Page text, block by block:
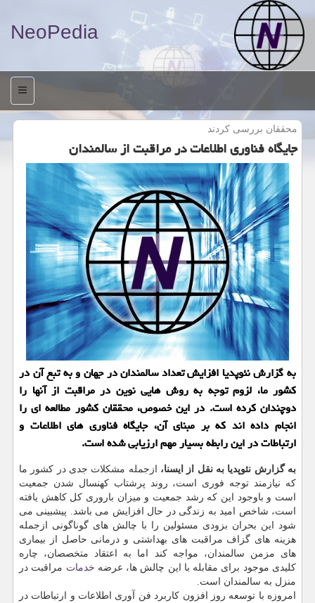
NeoPedia
منو
محققان بررسی كردند
جایگاه فناوری اطلاعات در مراقبت از سالمندان
به گزارش نئوپدیا افزایش تعداد سالمندان در جهان و به تبع آن در
كشور ما، لزوم توجه به روش هایی نوین در مراقبت از آنها را
دوچندان كرده است. در این خصوص، محققان كشور مطالعه ای را
انجام داده اند كه بر مبنای آن، جایگاه فناوری های اطلاعات و
ارتباطات در این رابطه بسیار مهم ارزیابی شده است.
به گزارش نئوپدیا به نقل از ایسنا، ازجمله مشكلات جدی در كشور ما
كه نیازمند توجه فوری است، روند پرشتاب كهنسال شدن جمعیت
است و باوجود این كه رشد جمعیت و میزان باروری كل كاهش یافته
است، شاخص امید به زندگی در حال افزایش می باشد. پیشبینی می
شود این بحران بزودی مسئولین را با چالش های گوناگونی ازجمله
هزینه های گزاف مراقبت های بهداشتی و درمانی حاصل از بیماری
های مزمن سالمندان، مواجه كند اما به اعتقاد متخصصان، چاره
كلیدی موجود برای مقابله با این چالش ها، عرضه خدمات مراقبت در
منزل به سالمندان است.
امروزه با توسعه روز افزون كاربرد فن آوری اطلاعات و ارتباطات در